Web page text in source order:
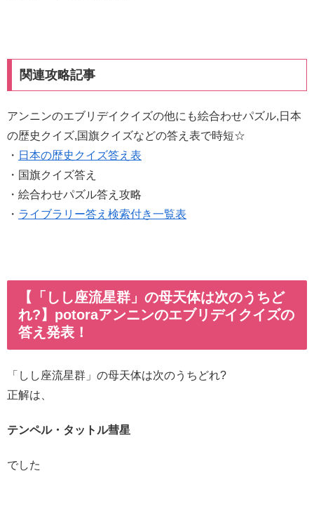
関連攻略記事
アンニンのエブリデイクイズの他にも絵合わせパズル,日本
の歴史クイズ,国旗クイズなどの答え表で時短☆
・ 日本の歴史クイズ答え表
・国旗クイズ答え
・絵合わせパズル答え攻略
・ ライブラリー答え検索付き一覧表
【「しし座流星群」の母天体は次のうちど
れ?】potoraアンニンのエブリデイクイズの
答え発表！
「しし座流星群」の母天体は次のうちどれ?
正解は、
テンペル・タットル彗星
でした